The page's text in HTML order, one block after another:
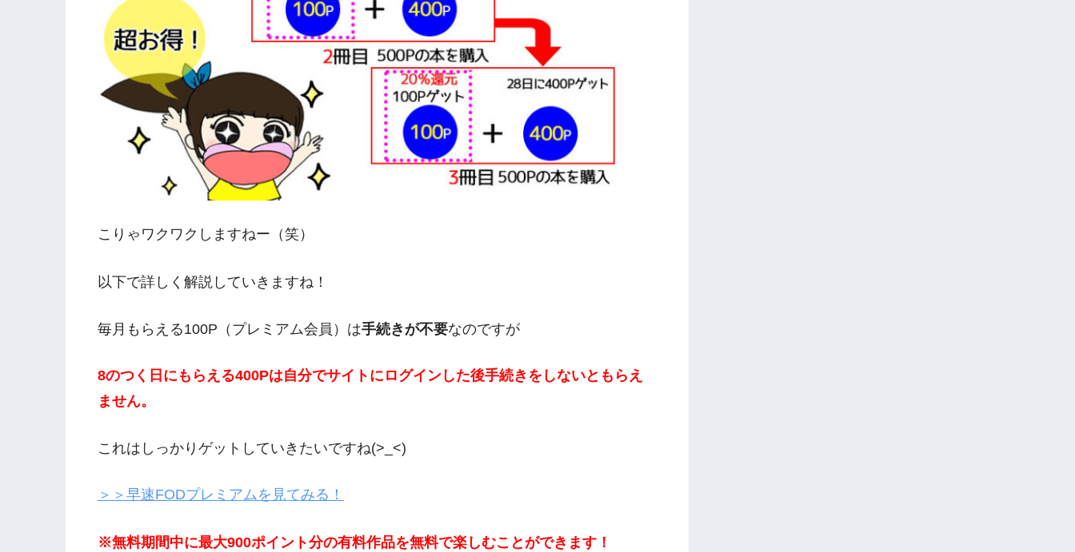
こりゃワクワクしますねー（笑）
以下で詳しく解説していきますね！
毎月もらえる100P（プレミアム会員）は手続きが不要なのですが
8のつく日にもらえる400Pは自分でサイトにログインした後手続きをしないともらえ
ません。
これはしっかりゲットしていきたいですね(>_<)
＞＞早速FODプレミアムを見てみる！
※無料期間中に最大900ポイント分の有料作品を無料で楽しむことができます！